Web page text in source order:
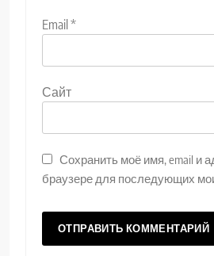
Email *
Сайт
Сохранить моё имя, email и
браузере для последующих